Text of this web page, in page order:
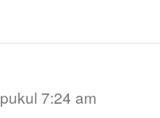
7:24 am